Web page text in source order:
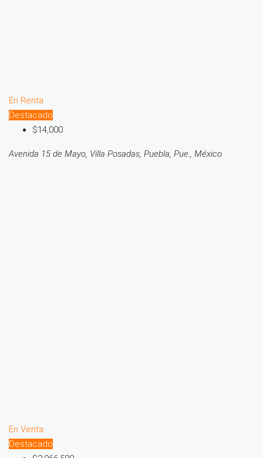
En Renta
Destacado
$14,000
Avenida 15 de Mayo, Villa Posadas, Puebla, Pue., México
En Venta
Destacado